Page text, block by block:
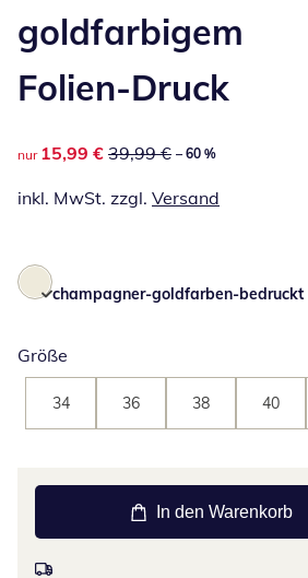
goldfarbigem
Folien-Druck
reduzierter Preis 15,99 €,
nur 15,99 € 39,99 € – 60 %
inkl. MwSt. zzgl. Versand
champagner-goldfarben-bedruckt
Größe
34 36 38 40
In den Warenkorb